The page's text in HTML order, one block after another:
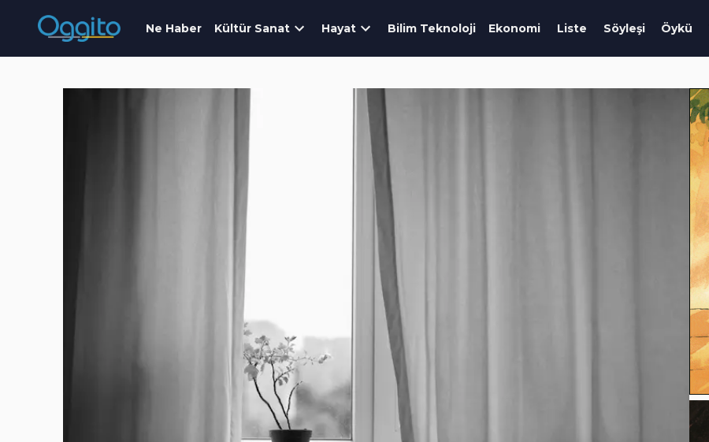
Ne Haber Kültür Sanat Hayat Bilim Teknoloji Ekonomi Liste Söyleşi Öykü